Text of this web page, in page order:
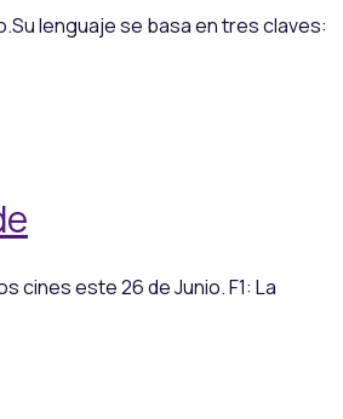
lenguaje se basa en tres claves:
cines este 26 de Junio. F1: La